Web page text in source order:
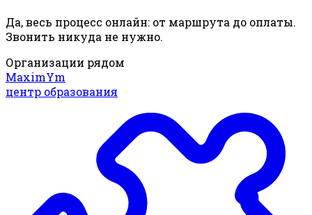
Да, весь процесс онлайн: от маршрута до оплаты.
Звонить никуда не нужно.
Организации рядом
MaximYm
центр образования